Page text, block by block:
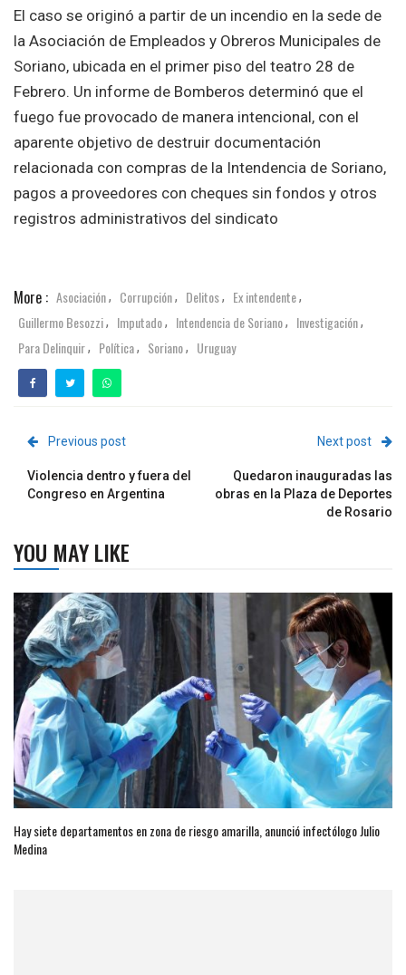
El caso se originó a partir de un incendio en la sede de
la Asociación de Empleados y Obreros Municipales de
Soriano, ubicada en el primer piso del teatro 28 de
Febrero. Un informe de Bomberos determinó que el
fuego fue provocado de manera intencional, con el
aparente objetivo de destruir documentación
relacionada con compras de la Intendencia de Soriano,
pagos a proveedores con cheques sin fondos y otros
registros administrativos del sindicato
More : Asociación, Corrupción, Delitos, Ex intendente,
Guillermo Besozzi, Imputado, Intendencia de Soriano, Investigación,
Para Delinquir, Política, Soriano, Uruguay
Previous post
Violencia dentro y fuera del
Congreso en Argentina
Next post
Quedaron inauguradas las
obras en la Plaza de Deportes
de Rosario
YOU MAY LIKE
Hay siete departamentos en zona de riesgo amarilla, anunció infectólogo Julio
Medina